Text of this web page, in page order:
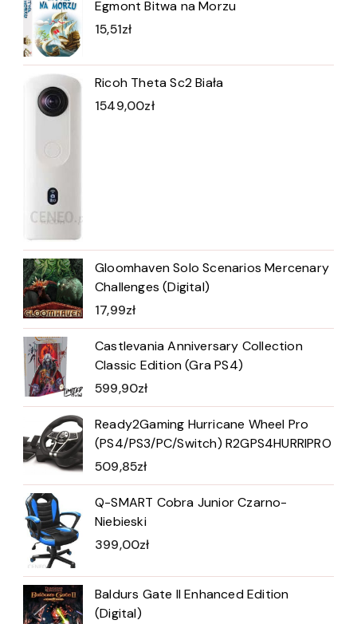
Egmont Bitwa na Morzu
15,51zł
Ricoh Theta Sc2 Biała
1549,00zł
Gloomhaven Solo Scenarios Mercenary
Challenges (Digital)
17,99zł
Castlevania Anniversary Collection
Classic Edition (Gra PS4)
599,90zł
Ready2Gaming Hurricane Wheel Pro
(PS4/PS3/PC/Switch) R2GPS4HURRIPRO
509,85zł
Q-SMART Cobra Junior Czarno-
Niebieski
399,00zł
Baldurs Gate II Enhanced Edition
(Digital)